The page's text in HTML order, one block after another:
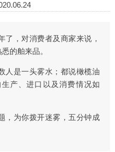
了，对消费者及商家来说，
的舶来品。
人是一头雾水；都说橄榄油
产、进口以及消费情况如
，为你拨开迷雾，五分钟成